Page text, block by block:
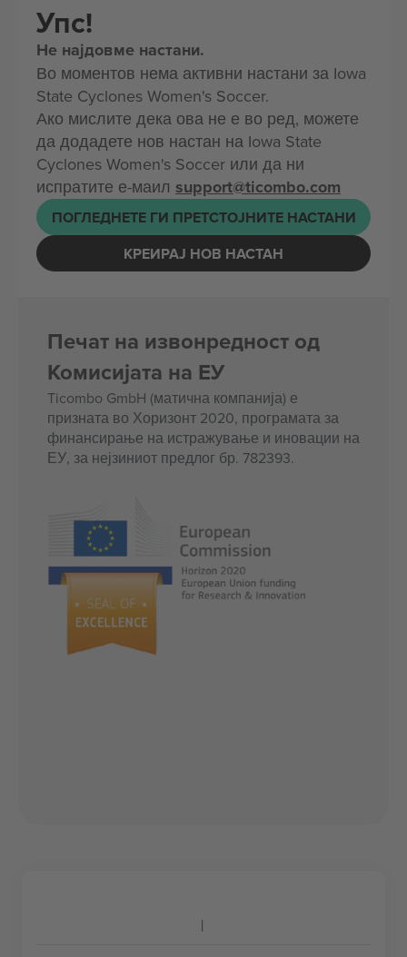
Упс!
Не најдовме настани.
Во моментов нема активни настани за Iowa
State Cyclones Women's Soccer.
Ако мислите дека ова не е во ред, можете
да додадете нов настан на Iowa State
Cyclones Women's Soccer или да ни
испратите е-маил support@ticombo.com
ПОГЛЕДНЕТЕ ГИ ПРЕТСТОЈНИТЕ НАСТАНИ
КРЕИРАЈ НОВ НАСТАН
Печат на извонредност од
Комисијата на ЕУ
Ticombo GmbH (матична компанија) е
призната во Хоризонт 2020, програмата за
финансирање на истражување и иновации на
ЕУ, за нејзиниот предлог бр. 782393.